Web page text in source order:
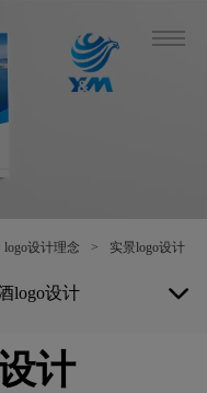
logo设计理念 > 实景logo设计
logo设计
计 计